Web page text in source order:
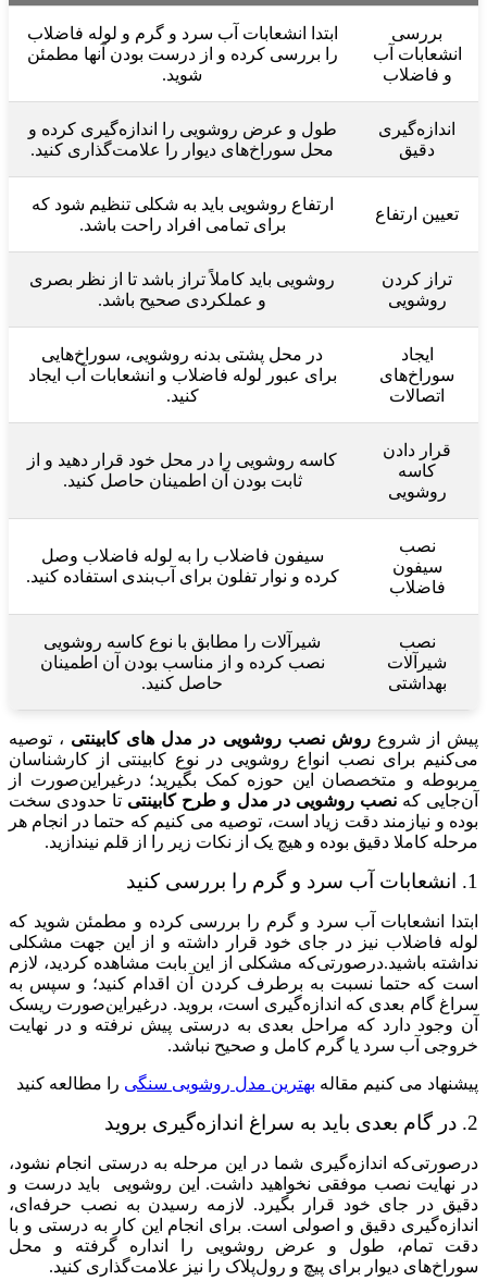
بررسی
انشعابات آب
و فاضلاب
ابتدا انشعابات آب سرد و گرم و لوله فاضلاب
را بررسی کرده و از درست بودن آنها مطمئن
شوید.
اندازه‌گیری
دقیق
طول و عرض روشویی را اندازه‌گیری کرده و
محل سوراخ‌های دیوار را علامت‌گذاری کنید.
تعیین ارتفاع
ارتفاع روشویی باید به شکلی تنظیم شود که
برای تمامی افراد راحت باشد.
تراز کردن
روشویی
روشویی باید کاملاً تراز باشد تا از نظر بصری
و عملکردی صحیح باشد.
ایجاد
سوراخ‌های
اتصالات
در محل پشتی بدنه روشویی، سوراخ‌هایی
برای عبور لوله فاضلاب و انشعابات آب ایجاد
کنید.
قرار دادن
کاسه
روشویی
کاسه روشویی را در محل خود قرار دهید و از
ثابت بودن آن اطمینان حاصل کنید.
نصب
سیفون
فاضلاب
سیفون فاضلاب را به لوله فاضلاب وصل
کرده و نوار تفلون برای آب‌بندی استفاده کنید.
نصب
شیرآلات
بهداشتی
شیرآلات را مطابق با نوع کاسه روشویی
نصب کرده و از مناسب بودن آن اطمینان
حاصل کنید.
پیش از شروعروش نصب روشویی در مدل های کابینتی ، توصیه
می‌کنیم برای نصب انواع روشویی در نوع کابینتی از کارشناسان
مربوطه و متخصصان این حوزه کمک بگیرید؛ درغیراین‌صورت از
آن‌جایی کهنصب روشویی در مدل و طرح کابینتی تا حدودی سخت
بوده و نیازمند دقت زیاد است، توصیه می کنیم که حتما در انجام هر
مرحله کاملا دقیق بوده و هیچ یک از نکات زیر را از قلم نیندازید.
1. انشعابات آب سرد و گرم را بررسی کنید
ابتدا انشعابات آب سرد و گرم را بررسی کرده و مطمئن شوید که
لوله فاضلاب نیز در جای خود قرار داشته و از این جهت مشکلی
نداشته باشید.درصورتی‌که مشکلی از این بابت مشاهده کردید، لازم
است که حتما نسبت به برطرف کردن آن اقدام کنید؛ و سپس به
سراغ گام بعدی که اندازه‌گیری است، بروید. درغیراین‌صورت ریسک
آن وجود دارد که مراحل بعدی به درستی پیش نرفته و در نهایت
خروجی آب سرد یا گرم کامل و صحیح نباشد.
پیشنهاد می ‌کنیم مقاله بهترین مدل روشویی سنگی را مطالعه کنید
2. در گام بعدی باید به سراغ اندازه‌گیری بروید
درصورتی‌که اندازه‌گیری شما در این مرحله به درستی انجام نشود،
در نهایت نصب موفقی نخواهید داشت. این روشویی باید درست و
دقیق در جای خود قرار بگیرد. لازمه رسیدن به نصب حرفه‌ای،
اندازه‌گیری دقیق و اصولی است. برای انجام این کار به درستی و با
دقت تمام، طول و عرض روشویی را انداره گرفته و محل
سوراخ‌های دیوار برای پیچ و رول‌پلاک را نیز علامت‌گذاری کنید.